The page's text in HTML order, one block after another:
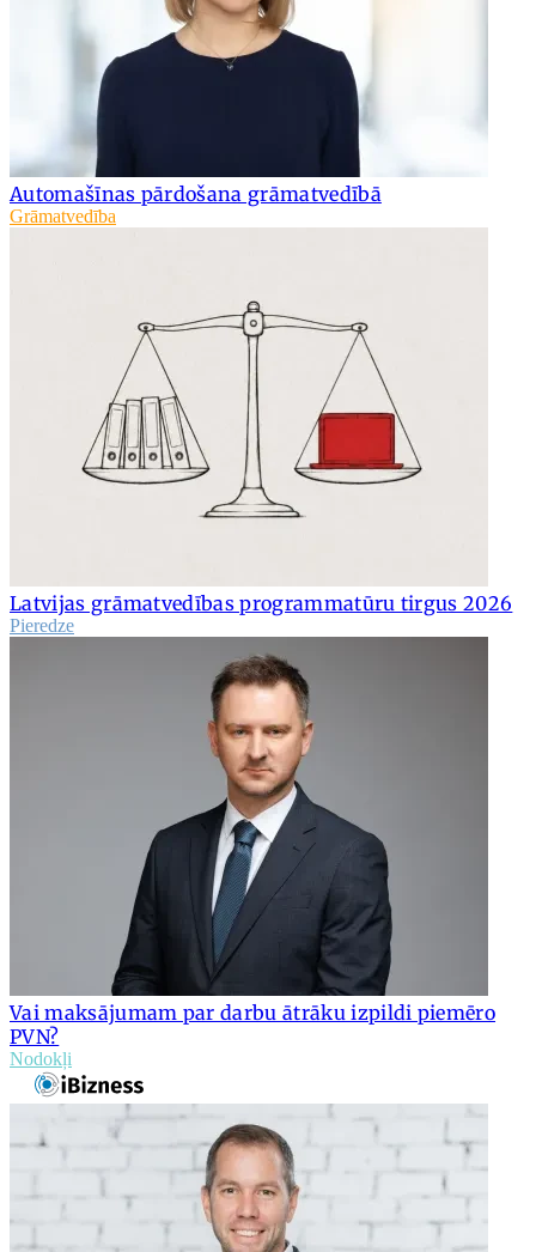
Automašīnas pārdošana grāmatvedībā
Grāmatvedība
Latvijas grāmatvedības programmatūru tirgus 2026
Pieredze
Vai maksājumam par darbu ātrāku izpildi piemēro
PVN?
Nodokļi